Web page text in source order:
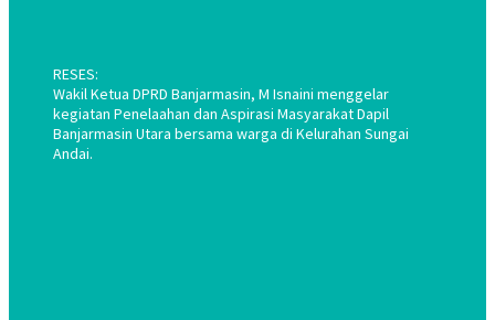
RESES:
Wakil Ketua DPRD Banjarmasin, M Isnaini menggelar
kegiatan Penelaahan dan Aspirasi Masyarakat Dapil
Banjarmasin Utara bersama warga di Kelurahan Sungai
Andai.